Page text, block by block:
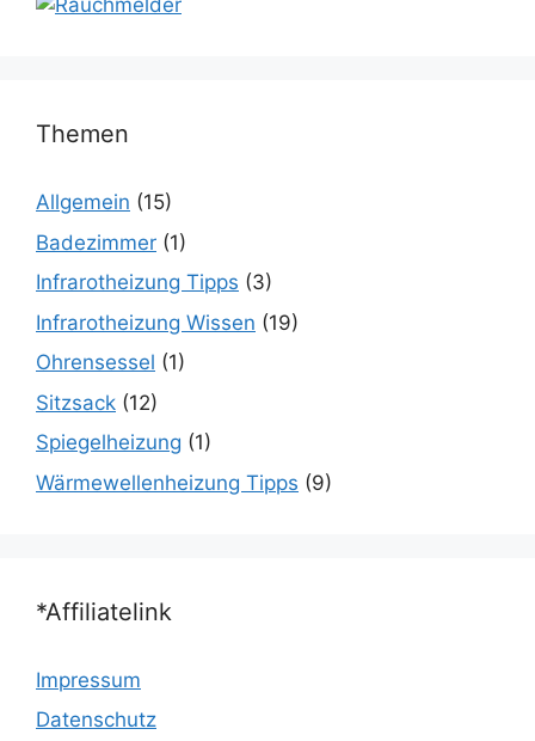
Themen
Allgemein (15)
Badezimmer (1)
Infrarotheizung Tipps (3)
Infrarotheizung Wissen (19)
Ohrensessel (1)
Sitzsack (12)
Spiegelheizung (1)
Wärmewellenheizung Tipps (9)
*Affiliatelink
Impressum
Datenschutz